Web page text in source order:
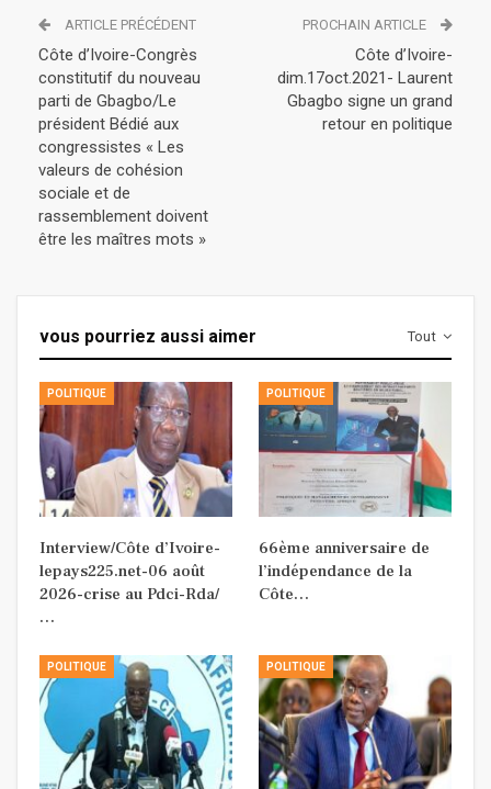
ARTICLE PRÉCÉDENT
Côte d’Ivoire-Congrès
constitutif du nouveau
parti de Gbagbo/Le
président Bédié aux
congressistes « Les
valeurs de cohésion
sociale et de
rassemblement doivent
être les maîtres mots »
PROCHAIN ARTICLE
Côte d’Ivoire-
dim.17oct.2021- Laurent
Gbagbo signe un grand
retour en politique
Tout
vous pourriez aussi aimer
POLITIQUE
Interview/Côte d’Ivoire-
lepays225.net-06 août
2026-crise au Pdci-Rda/
…
POLITIQUE
66ème anniversaire de
l’indépendance de la
Côte…
POLITIQUE POLITIQUE